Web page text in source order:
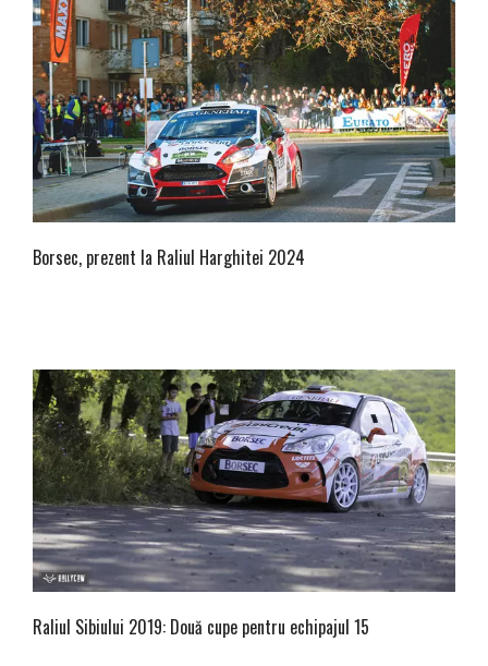
Borsec, prezent la Raliul Harghitei 2024
Raliul Sibiului 2019: Două cupe pentru echipajul 15